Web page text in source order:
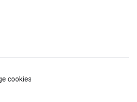
cookies